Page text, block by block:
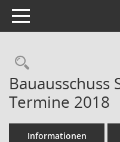
Toggle navigation
Bauausschuss
Termine 2018
Informationen